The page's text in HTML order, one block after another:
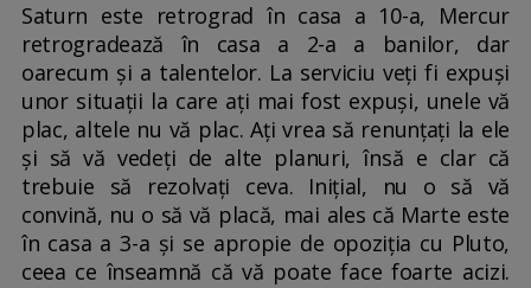
Saturn este retrograd în casa a 10-a, Mercur
retrogradează în casa a 2-a a banilor, dar
oarecum și a talentelor. La serviciu veți fi expuși
unor situații la care ați mai fost expuși, unele vă
plac, altele nu vă plac. Ați vrea să renunțați la ele
și să vă vedeți de alte planuri, însă e clar că
trebuie să rezolvați ceva. Inițial, nu o să vă
convină, nu o să vă placă, mai ales că Marte este
în casa a 3-a și se apropie de opoziția cu Pluto,
ceea ce înseamnă că vă poate face foarte acizi.